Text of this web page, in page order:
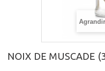
NOIX DE MUSCADE